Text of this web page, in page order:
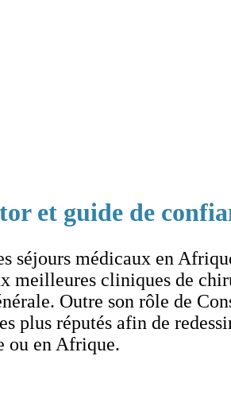
et guide de
séjours médicaux en
meilleures cliniques de
Outre son rôle de
réputés afin de
ou en Afrique.